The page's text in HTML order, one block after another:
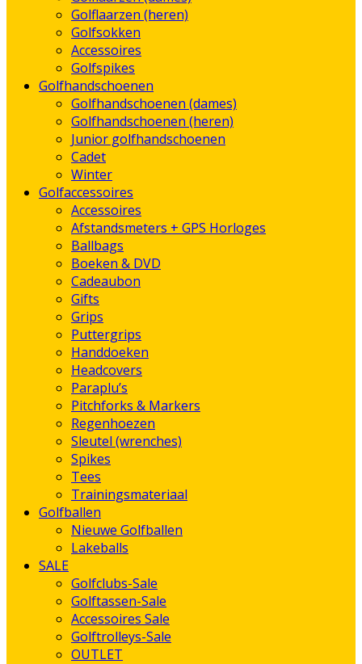
Golflaarzen (heren)
Golfsokken
Accessoires
Golfspikes
Golfhandschoenen
Golfhandschoenen (dames)
Golfhandschoenen (heren)
Junior golfhandschoenen
Cadet
Winter
Golfaccessoires
Accessoires
Afstandsmeters + GPS Horloges
Ballbags
Boeken & DVD
Cadeaubon
Gifts
Grips
Puttergrips
Handdoeken
Headcovers
Paraplu’s
Pitchforks & Markers
Regenhoezen
Sleutel (wrenches)
Spikes
Tees
Trainingsmateriaal
Golfballen
Nieuwe Golfballen
Lakeballs
SALE
Golfclubs-Sale
Golftassen-Sale
Accessoires Sale
Golftrolleys-Sale
OUTLET